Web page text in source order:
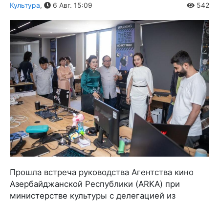
Культура, 6 Авг. 15:09 542
Прошла встреча руководства Агентства кино
Азербайджанской Республики (ARKA) при
министерстве культуры с делегацией из